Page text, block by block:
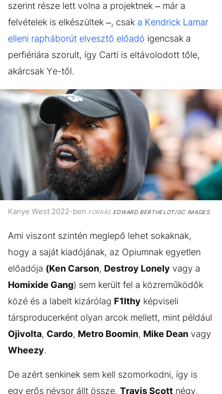
szerint része lett volna a projektnek – már a
felvételek is elkészültek –, csak a Kendrick Lamar
elleni rapháborút elvesztő előadó igencsak a
perfiériára szorult, így Carti is eltávolodott tőle,
akárcsak Ye-től.
Kanye West 2022-ben FORRÁSEDWARD BERTHELOT/GC IMAGES
Ami viszont szintén meglepő lehet sokaknak,
hogy a saját kiadójának, az Opiumnak egyetlen
előadója (Ken Carson, Destroy Lonely vagy a
Homixide Gang) sem került fel a közreműködők
közé és a labelt kizárólag F1lthy képviseli
társproducerként olyan arcok mellett, mint például
Ojivolta, Cardo, Metro Boomin, Mike Dean vagy
Wheezy.
De azért senkinek sem kell szomorkodni, így is
egy erős névsor állt össze. Travis Scott négy,